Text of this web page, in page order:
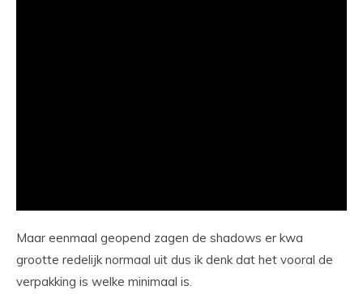
Maar eenmaal geopend zagen de shadows er kwa
grootte redelijk normaal uit dus ik denk dat het vooral de
verpakking is welke minimaal is.